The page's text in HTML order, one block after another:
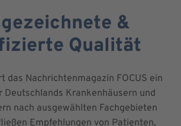
&
Qualität
das Nachrichtenmagazin FOCUS ein
Deutschlands Krankenhäusern und
nach ausgewählten Fachgebieten
Empfehlungen von Patienten,